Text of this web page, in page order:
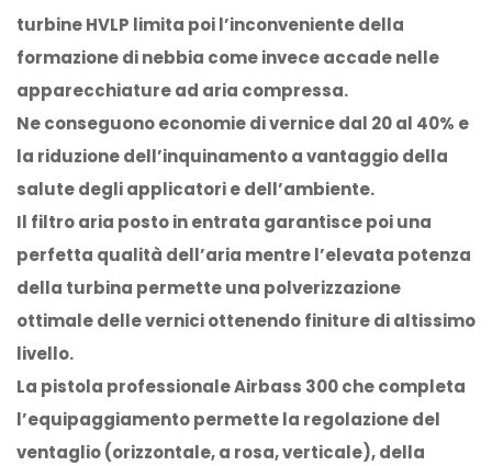
turbine HVLP limita poi l’inconveniente della
formazione di nebbia come invece accade nelle
apparecchiature ad aria compressa.
Ne conseguono economie di vernice dal 20 al 40% e
la riduzione dell’inquinamento a vantaggio della
salute degli applicatori e dell’ambiente.
Il filtro aria posto in entrata garantisce poi una
perfetta qualità dell’aria mentre l’elevata potenza
della turbina permette una polverizzazione
ottimale delle vernici ottenendo finiture di altissimo
livello.
La pistola professionale Airbass 300 che completa
l’equipaggiamento permette la regolazione del
ventaglio (orizzontale, a rosa, verticale), della